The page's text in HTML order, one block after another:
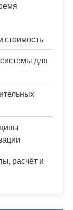
стоимость
для
расчёт и